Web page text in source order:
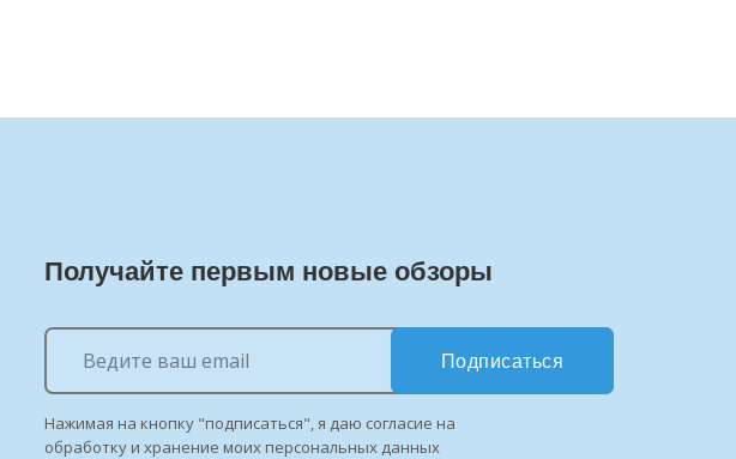
Получайте первым новые обзоры
Подписаться
Нажимая на кнопку "подписаться", я даю согласие на
обработку и хранение моих персональных данных